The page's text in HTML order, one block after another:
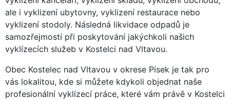
ale i vyklizení ubytovny, vyklizení restaurace nebo
vyklizení stodoly. Následná likvidace odpadů je
samozřejmostí při poskytování jakýchkoli našich
vyklízecích služeb v Kostelci nad Vltavou.
Obec Kostelec nad Vltavou v okrese Písek je tak pro
vás lokalitou, kde si můžete kdykoli objednat naše
profesionální vyklízecí práce, které vám právě v Kostelci